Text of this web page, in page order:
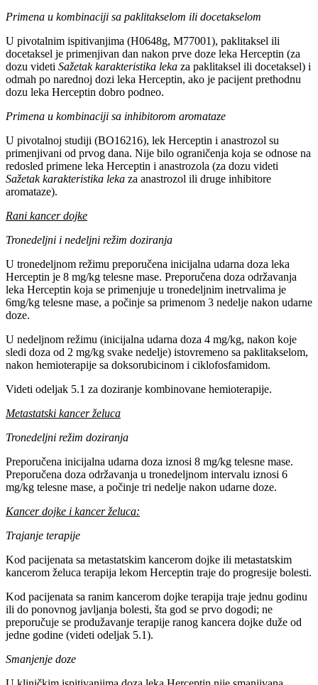
Primena u kombinaciji sa paklitakselom ili docetakselom
U pivotalnim ispitivanjima (H0648g, M77001), paklitaksel ili
docetaksel je primenjivan dan nakon prve doze leka Herceptin (za
dozu videti Sažetak karakteristika leka za paklitaksel ili docetaksel) i
odmah po narednoj dozi leka Herceptin, ako je pacijent prethodnu
dozu leka Herceptin dobro podneo.
Primena u kombinaciji sa inhibitorom aromataze
U pivotalnoj studiji (BO16216), lek Herceptin i anastrozol su
primenjivani od prvog dana. Nije bilo ograničenja koja se odnose na
redosled primene leka Herceptin i anastrozola (za dozu videti
Sažetak karakteristika leka za anastrozol ili druge inhibitore
aromataze).
Rani kancer dojke
Tronedeljni i nedeljni režim doziranja
U tronedeljnom režimu preporučena inicijalna udarna doza leka
Herceptin je 8 mg/kg telesne mase. Preporučena doza održavanja
leka Herceptin koja se primenjuje u tronedeljnim inetrvalima je
6mg/kg telesne mase, a počinje sa primenom 3 nedelje nakon udarne
doze.
U nedeljnom režimu (inicijalna udarna doza 4 mg/kg, nakon koje
sledi doza od 2 mg/kg svake nedelje) istovremeno sa paklitakselom,
nakon hemioterapije sa doksorubicinom i ciklofosfamidom.
Videti odeljak 5.1 za doziranje kombinovane hemioterapije.
Metastatski kancer želuca
Tronedeljni režim doziranja
Preporučena inicijalna udarna doza iznosi 8 mg/kg telesne mase.
Preporučena doza održavanja u tronedeljnom intervalu iznosi 6
mg/kg telesne mase, a počinje tri nedelje nakon udarne doze.
Kancer dojke i kancer želuca:
Trajanje terapije
Kod pacijenata sa metastatskim kancerom dojke ili metastatskim
kancerom želuca terapija lekom Herceptin traje do progresije bolesti.
Kod pacijenata sa ranim kancerom dojke terapija traje jednu godinu
ili do ponovnog javljanja bolesti, šta god se prvo dogodi; ne
preporučuje se produžavanje terapije ranog kancera dojke duže od
jedne godine (videti odeljak 5.1).
Smanjenje doze